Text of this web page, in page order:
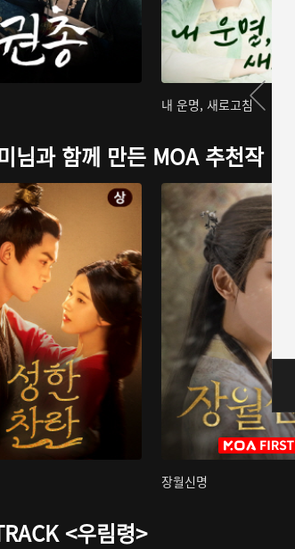
내 운명, 새로고침
님과 함께 만든 MOA 추천작
장월신명
<우림령>